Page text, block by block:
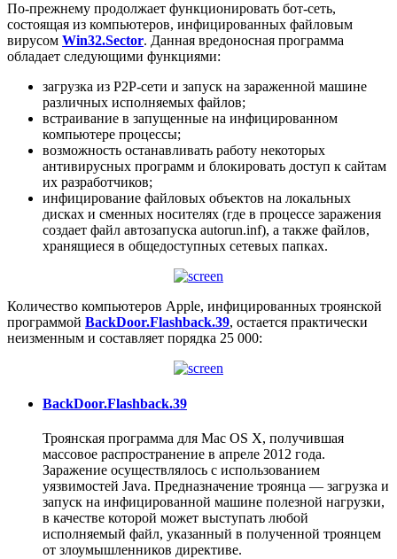
По-прежнему продолжает функционировать бот-сеть,
состоящая из компьютеров, инфицированных файловым
вирусом Win32.Sector. Данная вредоносная программа
обладает следующими функциями:
загрузка из P2P-сети и запуск на зараженной машине
различных исполняемых файлов;
встраивание в запущенные на инфицированном
компьютере процессы;
возможность останавливать работу некоторых
антивирусных программ и блокировать доступ к сайтам
их разработчиков;
инфицирование файловых объектов на локальных
дисках и сменных носителях (где в процессе заражения
создает файл автозапуска autorun.inf), а также файлов,
хранящиеся в общедоступных сетевых папках.
Количество компьютеров Apple, инфицированных троянской
программой BackDoor.Flashback.39, остается практически
неизменным и составляет порядка 25 000:
BackDoor.Flashback.39
Троянская программа для Mac OS X, получившая
массовое распространение в апреле 2012 года.
Заражение осуществлялось с использованием
уязвимостей Java. Предназначение троянца — загрузка и
запуск на инфицированной машине полезной нагрузки,
в качестве которой может выступать любой
исполняемый файл, указанный в полученной троянцем
от злоумышленников директиве.